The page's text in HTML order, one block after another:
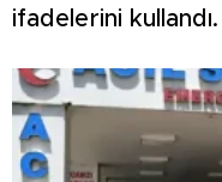
ifadelerini kullandı.